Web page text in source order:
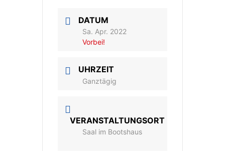
DATUM
Sa. Apr. 2022
Vorbei!
UHRZEIT
Ganztägig
VERANSTALTUNGSORT
Saal im Bootshaus